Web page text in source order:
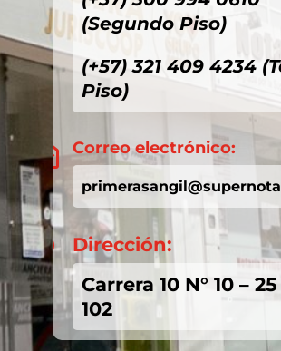
(Segundo Piso)
(+57) 321 409 4234
Piso)
 Correo electrónico:

Dirección:
Carrera 10 N° 10 –
102